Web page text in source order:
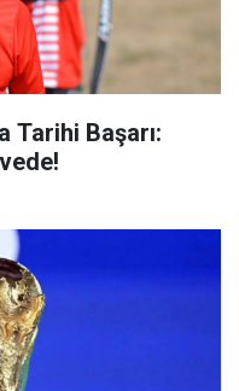
Tarihi Başarı: